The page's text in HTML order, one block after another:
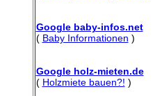
Google baby-infos.net
( Baby Informationen )
Google holz-mieten.de
( Holzmiete bauen?! )